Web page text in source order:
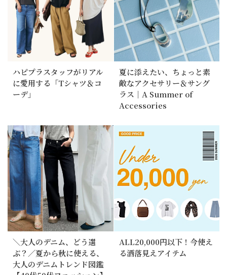
ハピプラスタッフがリアル
に愛用する「Tシャツ＆コ
ーデ」
夏に添えたい、ちょっと素
敵なアクセサリー＆サング
ラス｜A Summer of
Accessories
＼大人のデニム、どう選
ぶ？／夏から秋に使える、
大人のデニムトレンド図鑑
ALL20,000円以下！今使え
る洒落見えアイテム